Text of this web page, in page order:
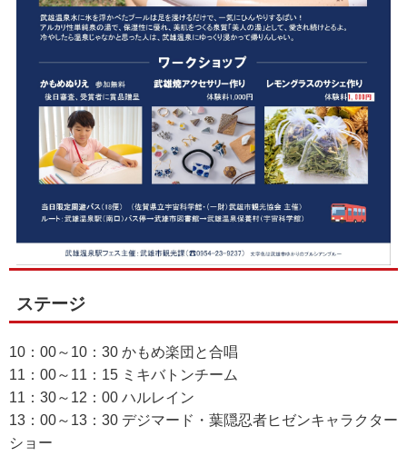
ステージ
10：00～10：30 かもめ楽団と合唱
11：00～11：15 ミキバトンチーム
11：30～12：00 ハルレイン
13：00～13：30 デジマード・葉隠忍者ヒゼンキャラクター
ショー